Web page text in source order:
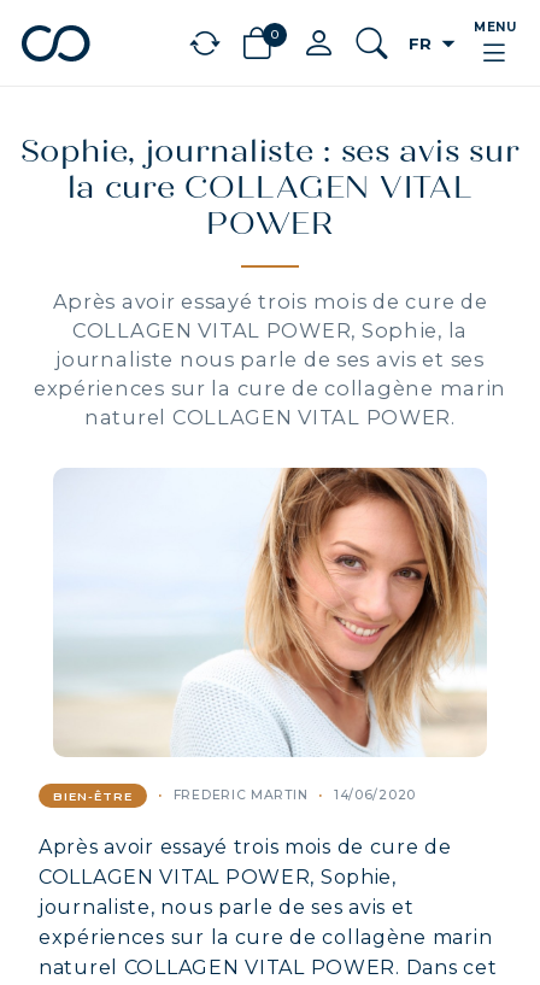
chevron_leftBÉNÉFICES
0 FR arrow_drop_down
MENU
Sophie, journaliste : ses avis sur
la cure COLLAGEN VITAL
POWER
Après avoir essayé trois mois de cure de
COLLAGEN VITAL POWER, Sophie, la
journaliste nous parle de ses avis et ses
expériences sur la cure de collagène marin
naturel COLLAGEN VITAL POWER.
BIEN-ÊTRE FREDERIC MARTIN 14/06/2020
Après avoir essayé trois mois de cure de
COLLAGEN VITAL POWER, Sophie,
journaliste, nous parle de ses avis et
expériences sur la cure de collagène marin
naturel COLLAGEN VITAL POWER. Dans cet